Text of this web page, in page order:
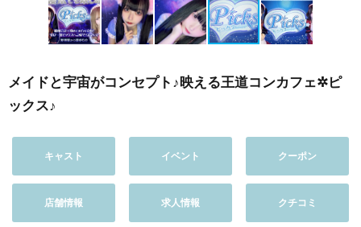
メイドと宇宙がコンセプト♪映える王道コンカフェ✲ピ
ックス♪
キャスト イベント クーポン
店舗情報 求人情報 クチコミ